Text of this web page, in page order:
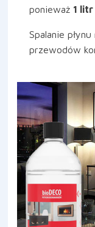
ponieważ 1
Spalanie
przewodów